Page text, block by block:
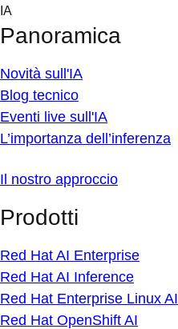
Skip
content
IA
Panoramica
Novità sull'IA
Blog tecnico
Eventi live sull'IA
L’importanza dell’inferenza
Il nostro approccio
Prodotti
Red Hat AI Enterprise
Red Hat AI Inference
Red Hat Enterprise Linux AI
Red Hat OpenShift AI